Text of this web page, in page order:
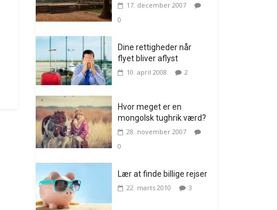
17. december 2007
0
Dine rettigheder når
flyet bliver aflyst
10. april 2008 2
Hvor meget er en
mongolsk tughrik værd?
28. november 2007
0
Lær at finde billige rejser
22. marts 2010 3